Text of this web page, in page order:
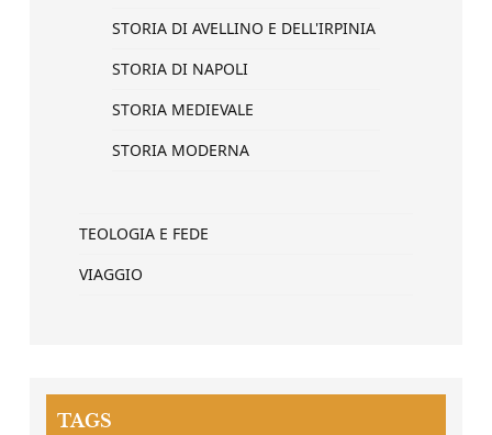
STORIA DI AVELLINO E DELL'IRPINIA
STORIA DI NAPOLI
STORIA MEDIEVALE
STORIA MODERNA
TEOLOGIA E FEDE
VIAGGIO
TAGS